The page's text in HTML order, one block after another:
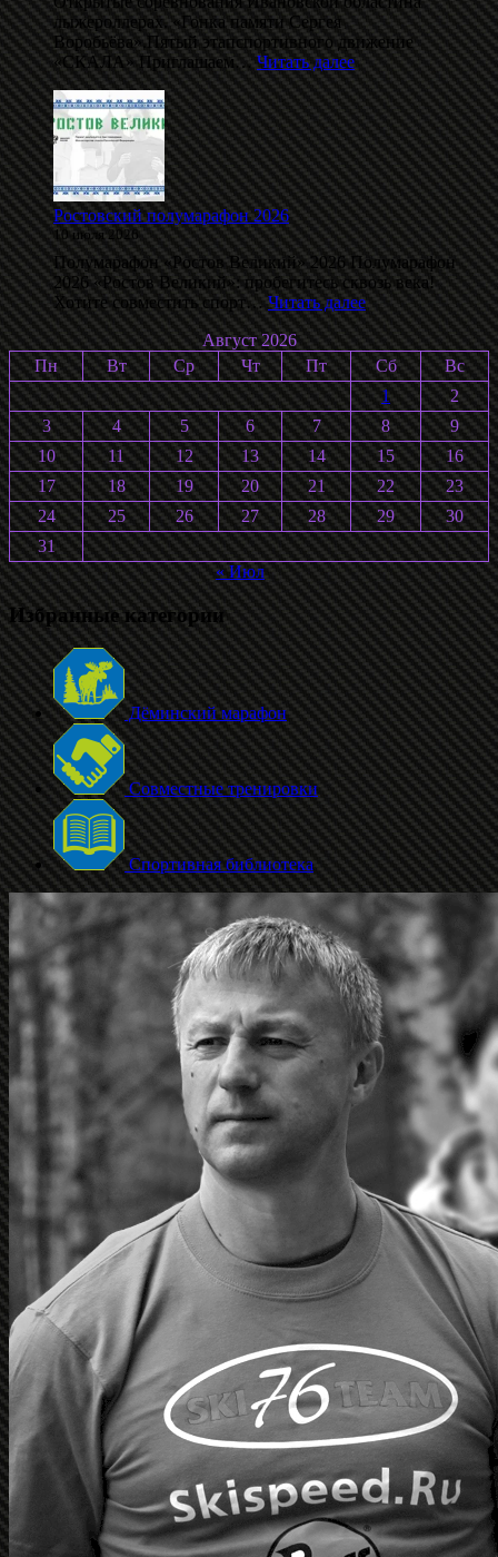
лыжероллерах. «Гонка памяти Сергея
Воробьёва».Пятый этапспортивного движение
«СКАЛА» Приглашаем…Читать далее:
Даблполлинг
на
лыжероллерах
памяти
С.
Воробьёва
2026
Ростовский полумарафон 2026
10 июля 2026
Полумарафон «Ростов Великий» 2026 Полумарафон
2026 «Ростов Великий»: пробегитесь сквозь века!
Хотите совместить спорт…Читать далее:
Ростовский
полумарафон
2026
Август 2026
Пн
Вт Ср Чт Пт Сб
Вс
1
2
3
4 5 6 7 8
9
10
11 12 13 14 15
16
17
18 19 20 21 22
23
24
25 26 27 28 29
30
31
« Июл
Избранные категории
Дёминский марафон
Совместные тренировки
Спортивная библиотека